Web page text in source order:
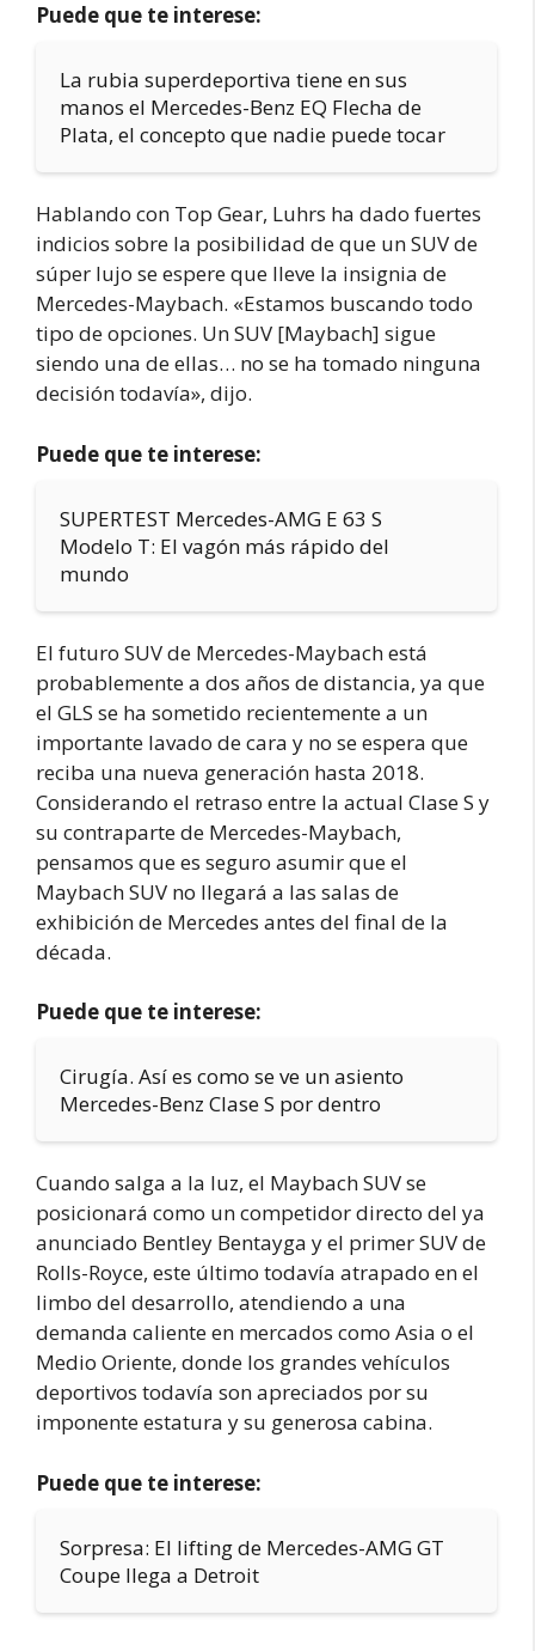
Puede que te interese:
La rubia superdeportiva tiene en sus
manos el Mercedes-Benz EQ Flecha de
Plata, el concepto que nadie puede tocar
Hablando con Top Gear, Luhrs ha dado fuertes
indicios sobre la posibilidad de que un SUV de
súper lujo se espere que lleve la insignia de
Mercedes-Maybach. «Estamos buscando todo
tipo de opciones. Un SUV [Maybach] sigue
siendo una de ellas… no se ha tomado ninguna
decisión todavía», dijo.
Puede que te interese:
SUPERTEST Mercedes-AMG E 63 S
Modelo T: El vagón más rápido del
mundo
El futuro SUV de Mercedes-Maybach está
probablemente a dos años de distancia, ya que
el GLS se ha sometido recientemente a un
importante lavado de cara y no se espera que
reciba una nueva generación hasta 2018.
Considerando el retraso entre la actual Clase S y
su contraparte de Mercedes-Maybach,
pensamos que es seguro asumir que el
Maybach SUV no llegará a las salas de
exhibición de Mercedes antes del final de la
década.
Puede que te interese:
Cirugía. Así es como se ve un asiento
Mercedes-Benz Clase S por dentro
Cuando salga a la luz, el Maybach SUV se
posicionará como un competidor directo del ya
anunciado Bentley Bentayga y el primer SUV de
Rolls-Royce, este último todavía atrapado en el
limbo del desarrollo, atendiendo a una
demanda caliente en mercados como Asia o el
Medio Oriente, donde los grandes vehículos
deportivos todavía son apreciados por su
imponente estatura y su generosa cabina.
Puede que te interese:
Sorpresa: El lifting de Mercedes-AMG GT
Coupe llega a Detroit